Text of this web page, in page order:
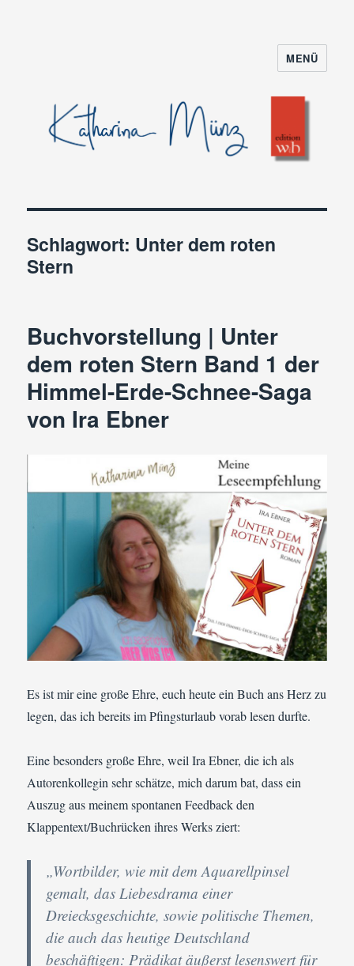
MENÜ
Schlagwort: Unter dem roten
Stern
Buchvorstellung | Unter
dem roten Stern Band 1 der
Himmel-Erde-Schnee-Saga
von Ira Ebner
Es ist mir eine große Ehre, euch heute ein Buch ans Herz zu
legen, das ich bereits im Pfingsturlaub vorab lesen durfte.
Eine besonders große Ehre, weil Ira Ebner, die ich als
Autorenkollegin sehr schätze, mich darum bat, dass ein
Auszug aus meinem spontanen Feedback den
Klappentext/Buchrücken ihres Werks ziert:
„Wortbilder, wie mit dem Aquarellpinsel
gemalt, das Liebesdrama einer
Dreiecksgeschichte, sowie politische Themen,
die auch das heutige Deutschland
beschäftigen: Prädikat äußerst lesenswert für